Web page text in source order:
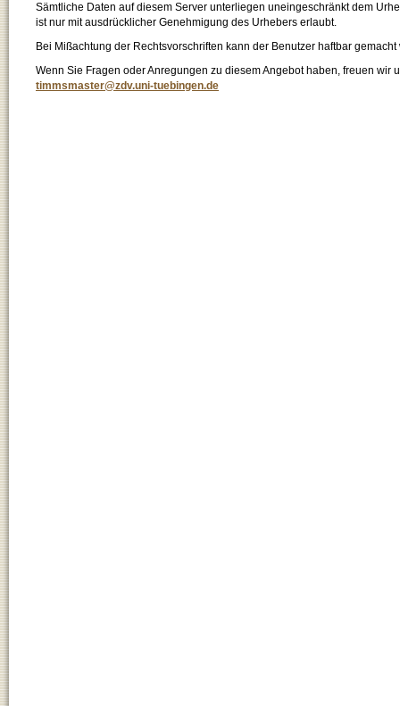
Sämtliche Daten auf diesem Server unterliegen uneingeschränkt dem
ist nur mit ausdrücklicher Genehmigung des Urhebers erlaubt.
Bei Mißachtung der Rechtsvorschriften kann der Benutzer haftbar gemacht
Wenn Sie Fragen oder Anregungen zu diesem Angebot haben, freuen wir
timmsmaster@zdv.uni-tuebingen.de